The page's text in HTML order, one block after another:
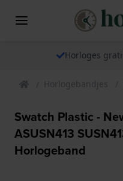
Horloges
Horlogebandjes
Swatch Plastic -
ASUSN413
Horlogeband